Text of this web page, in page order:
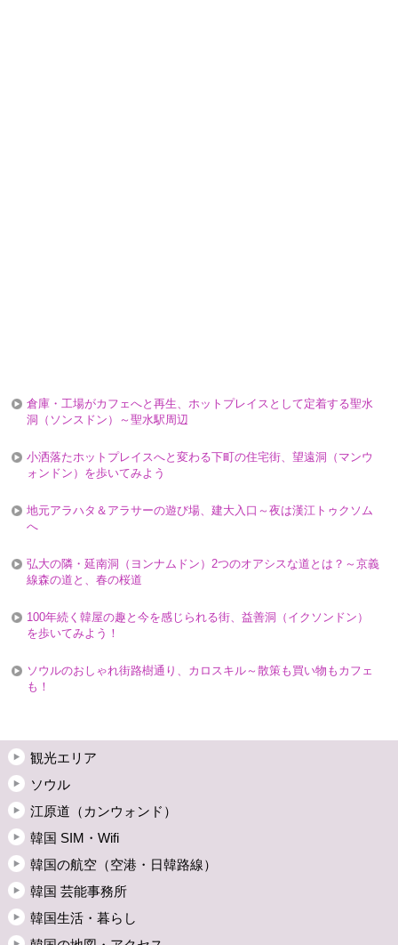
倉庫・工場がカフェへと再生、ホットプレイスとして定着する聖水
洞（ソンスドン）～聖水駅周辺
小洒落たホットプレイスへと変わる下町の住宅街、望遠洞（マンウ
ォンドン）を歩いてみよう
地元アラハタ＆アラサーの遊び場、建大入口～夜は漢江トゥクソム
へ
弘大の隣・延南洞（ヨンナムドン）2つのオアシスな道とは？～京義
線森の道と、春の桜道
100年続く韓屋の趣と今を感じられる街、益善洞（イクソンドン）
を歩いてみよう！
ソウルのおしゃれ街路樹通り、カロスキル～散策も買い物もカフェ
も！
観光エリア
ソウル
江原道（カンウォンド）
韓国 SIM・Wifi
韓国の航空（空港・日韓路線）
韓国 芸能事務所
韓国生活・暮らし